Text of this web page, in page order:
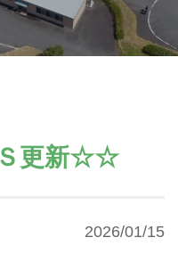
更新☆☆
2026/01/15